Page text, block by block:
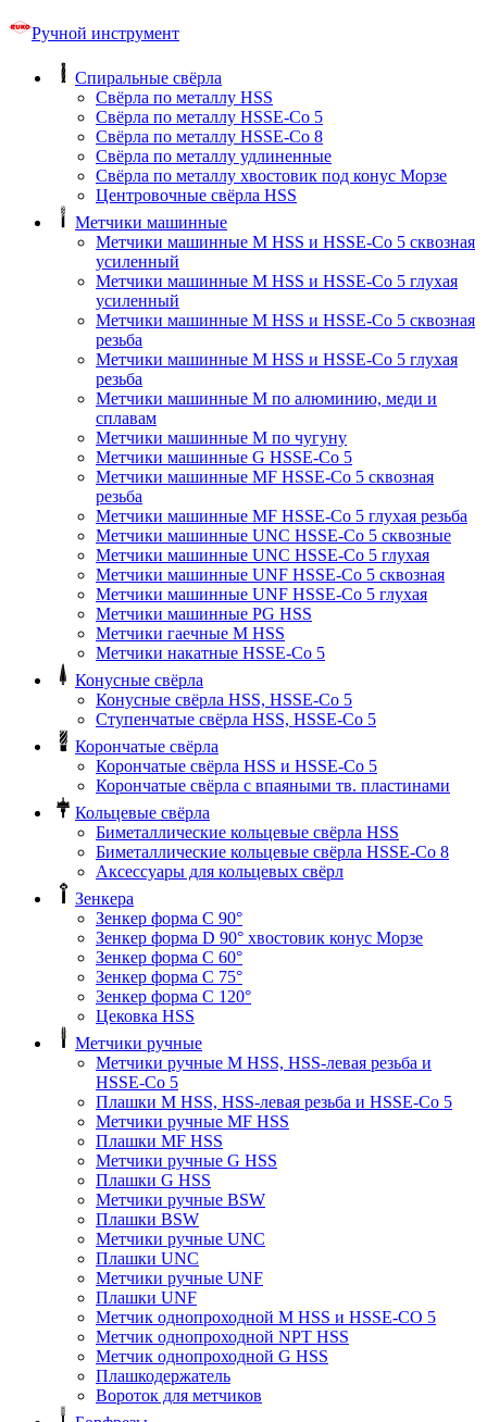
Ручной инструмент
Спиральные свёрла
Свёрла по металлу HSS
Свёрла по металлу HSSE-Co 5
Свёрла по металлу HSSE-Co 8
Свёрла по металлу удлиненные
Свёрла по металлу хвостовик под конус Морзе
Центровочные свёрла HSS
Метчики машинные
Метчики машинные M HSS и HSSE-Co 5 сквозная
усиленный
Метчики машинные M HSS и HSSE-Co 5 глухая
усиленный
Метчики машинные M HSS и HSSE-Co 5 сквозная
резьба
Метчики машинные M HSS и HSSE-Co 5 глухая
резьба
Метчики машинные M по алюминию, меди и
сплавам
Метчики машинные M по чугуну
Метчики машинные G HSSE-Co 5
Метчики машинные MF HSSE-Co 5 сквозная
резьба
Метчики машинные MF HSSE-Co 5 глухая резьба
Метчики машинные UNC HSSE-Co 5 сквозные
Метчики машинные UNC HSSE-Co 5 глухая
Метчики машинные UNF HSSE-Co 5 сквозная
Метчики машинные UNF HSSE-Co 5 глухая
Метчики машинные PG HSS
Метчики гаечные M HSS
Метчики накатные HSSE-Co 5
Конусные свёрла
Конусные свёрла HSS, HSSE-Co 5
Ступенчатые свёрла HSS, HSSE-Co 5
Корончатые свёрла
Корончатые свёрла HSS и HSSE-Co 5
Корончатые свёрла с впаяными тв. пластинами
Кольцевые свёрла
Биметаллические кольцевые свёрла HSS
Биметаллические кольцевые свёрла HSSE-Co 8
Аксессуары для кольцевых свёрл
Зенкера
Зенкер форма С 90°
Зенкер форма D 90° хвостовик конус Морзе
Зенкер форма С 60°
Зенкер форма С 75°
Зенкер форма С 120°
Цековка HSS
Метчики ручные
Метчики ручные M HSS, HSS-левая резьба и
HSSE-Co 5
Плашки M HSS, HSS-левая резьба и HSSE-Co 5
Метчики ручные MF HSS
Плашки MF HSS
Метчики ручные G HSS
Плашки G HSS
Метчики ручные BSW
Плашки BSW
Метчики ручные UNC
Плашки UNC
Метчики ручные UNF
Плашки UNF
Метчик однопроходной M HSS и HSSE-CO 5
Метчик однопроходной NPT HSS
Метчик однопроходной G HSS
Плашкодержатель
Вороток для метчиков